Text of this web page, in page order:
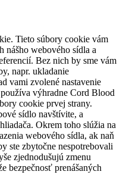
Tieto súbory cookie vám
nášho webového sídla a
Bez nich by sme vám
napr. ukladanie
vami zvolené nastavenie
výhradne Cord Blood
cookie prvej strany.
sídlo navštívite, a
Okrem toho slúžia na
webového sídla, ak naň
ste zbytočne nespotrebovali
zjednodušujú zmenu
bezpečnosť prenášaných